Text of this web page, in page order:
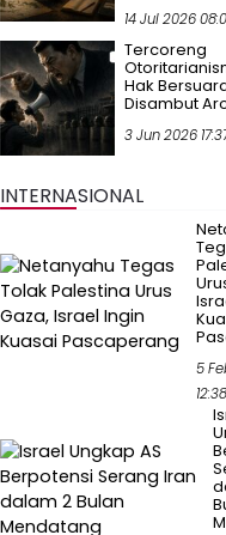
14 Jul 2026
Tercoreng
Hak
Disambut
3 Jun 2026
INTERNASIONAL
5